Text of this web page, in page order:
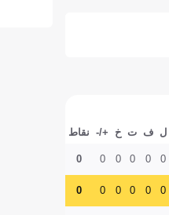
ل ف ت خ +/- نقاط
0
0
0
0
0
0
0
0
0
0
0
0